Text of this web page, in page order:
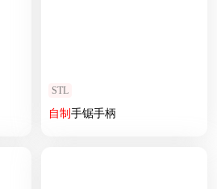
STL
自制手锯手柄